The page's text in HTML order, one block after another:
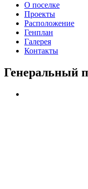
О поселке
Проекты
Расположение
Генплан
Галерея
Контакты
Генеральный